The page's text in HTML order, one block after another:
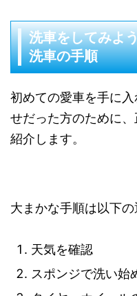
洗車をしてみよ
洗車の手順
初めての愛車を手に
せだった方のために
紹介します。
大まかな手順は以下の
天気を確認
スポンジで洗い始